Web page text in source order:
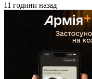
11 години назад